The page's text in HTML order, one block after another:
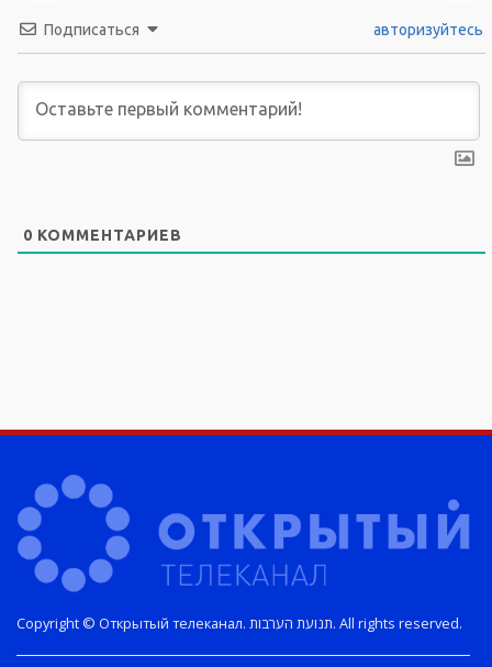
Подписаться авторизуйтесь
0 КОММЕНТАРИЕВ
Copyright © Открытый телеканал. תנועת הערבות. All rights reserved.